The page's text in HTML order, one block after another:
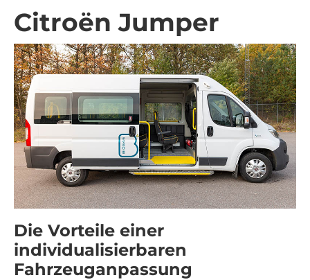
Citroën Jumper
Die Vorteile einer
individualisierbaren
Fahrzeuganpassung